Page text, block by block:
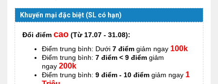
Khuyến mại đặc biệt (SL có hạn)
Đổi điểm cao (Từ 17.07 - 31.08):
Điểm trung bình: Dưới 7 điểm giảm ngay 100k
Điểm trung bình: 7 điểm < 9 điểm giảm
ngay 200k
Điểm trung bình: 9 điểm - 10 điểm giảm ngay 1